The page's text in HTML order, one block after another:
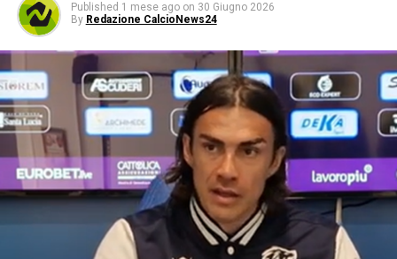
Published 1 mese ago on 30 Giugno 2026
By Redazione CalcioNews24